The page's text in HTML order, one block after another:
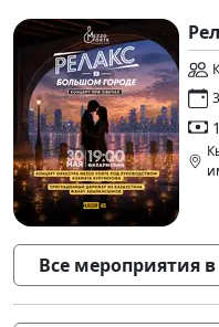
Все мероприятия